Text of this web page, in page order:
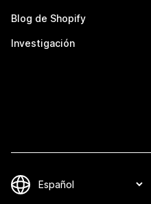
Blog de Shopify
Investigación